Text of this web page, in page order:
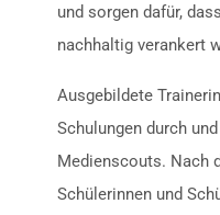
und sorgen dafür,
nachhaltig verankert
Ausgebildete
Schulungen durch
Medienscouts. Nach
Schülerinnen und